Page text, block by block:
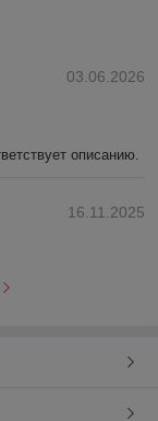
03.06.2026
описанию.
16.11.2025